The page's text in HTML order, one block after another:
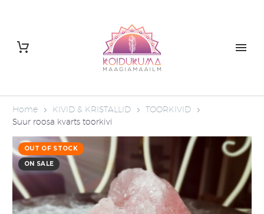
Home KIVID & KRISTALLID
TOORKIVID
Suur roosa kvarts toorkivi
OUT OF STOCK
ON SALE